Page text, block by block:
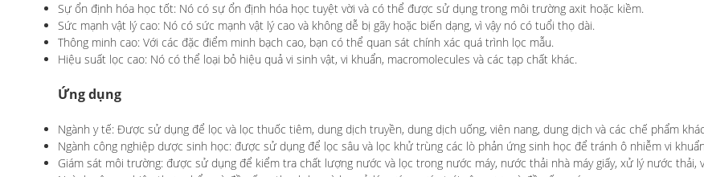
Sự ổn định hóa học tốt: Nó có sự ổn định hóa học tuyệt vời và có thể được sử dụng trong môi trường axit hoặc kiềm.
Sức mạnh vật lý cao: Nó có sức mạnh vật lý cao và không dễ bị gãy hoặc biến dạng, vì vậy nó có tuổi thọ dài.
Thông minh cao: Với các đặc điểm minh bạch cao, bạn có thể quan sát chính xác quá trình lọc mẫu.
Hiệu suất lọc cao: Nó có thể loại bỏ hiệu quả vi sinh vật, vi khuẩn, macromolecules và các tạp chất khác.
Ứng dụng
Ngành y tế: Được sử dụng để lọc và lọc thuốc tiêm, dung dịch truyền, dung dịch uống, viên nang, dung dịch và các chế phẩm
Ngành công nghiệp dược sinh học: được sử dụng để lọc sâu và lọc khử trùng các lò phản ứng sinh học để tránh ô nhiễm vi
Giám sát môi trường: được sử dụng để kiểm tra chất lượng nước và lọc trong nước máy, nước thải nhà máy giấy, xử lý nước thải,